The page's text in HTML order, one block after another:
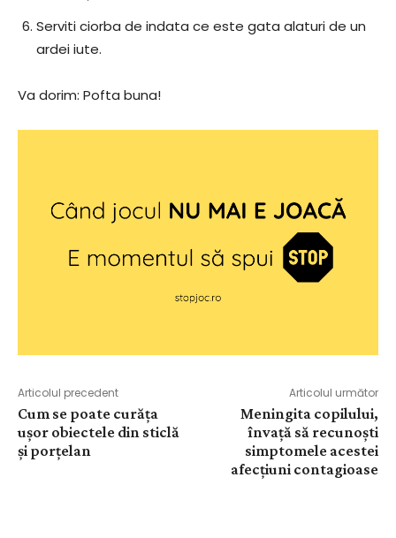
Serviti ciorba de indata ce este gata alaturi de un
ardei iute.
Va dorim: Pofta buna!
Articolul precedent
Cum se poate curăța
ușor obiectele din sticlă
și porțelan
Articolul următor
Meningita copilului,
învață să recunoști
simptomele acestei
afecțiuni contagioase